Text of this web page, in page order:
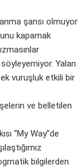
şansı olmuyor
kapamak
Yalan
vuruşluk etkili bir
ve belletilen
“My Way”de
bilgilerden